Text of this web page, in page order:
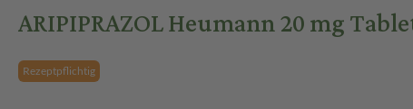
ARIPIPRAZOL Heumann 20 mg
Rezeptpflichtig